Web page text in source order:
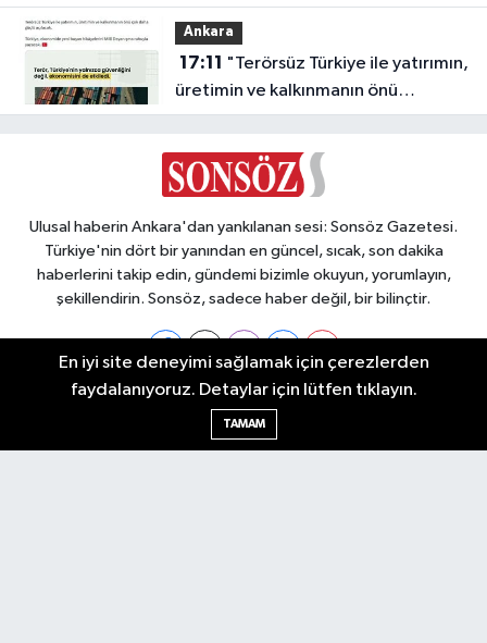
Ankara
17:11
üretimin ve kalkınmanın önü
açılacak"
Ulusal haberin Ankara'dan yankılanan sesi: Sonsöz Gazetesi.
Türkiye'nin dört bir yanından en güncel, sıcak, son dakika
haberlerini takip edin, gündemi bizimle okuyun, yorumlayın,
şekillendirin. Sonsöz, sadece haber değil, bir bilinçtir.
Ankara Nöbetçi Eczaneler
En iyi site deneyimi sağlamak için çerezlerden
faydalanıyoruz. Detaylar için lütfen tıklayın.
TAMAM